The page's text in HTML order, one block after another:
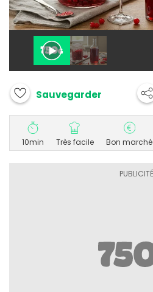
Sauvegarder
10min Très facile Bon marché